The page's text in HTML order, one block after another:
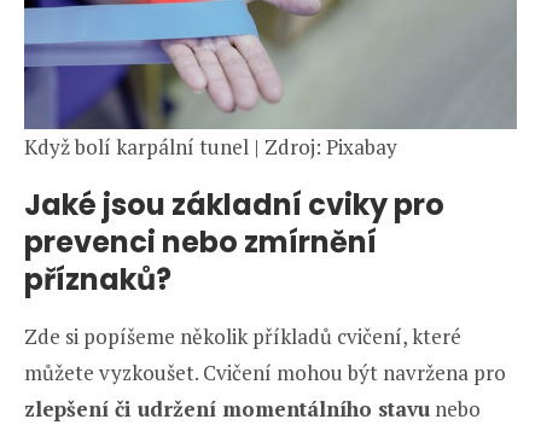
Když bolí karpální tunel | Zdroj: Pixabay
Jaké jsou základní cviky pro
prevenci nebo zmírnění
příznaků?
Zde si popíšeme několik příkladů cvičení, které
můžete vyzkoušet. Cvičení mohou být navržena pro
zlepšení či udržení momentálního stavu nebo